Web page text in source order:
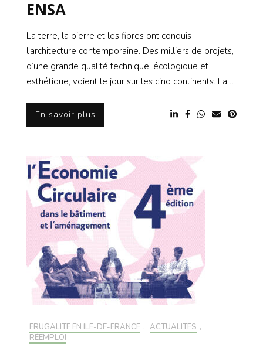
ENSA
La terre, la pierre et les fibres ont conquis
l’architecture contemporaine. Des milliers de projets,
d’une grande qualité technique, écologique et
esthétique, voient le jour sur les cinq continents. La …
En savoir plus
FRUGALITÉ EN ILE-DE-FRANCE , ACTUALITÉS ,
RÉEMPLOI